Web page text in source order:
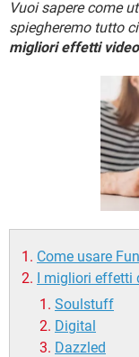
HARDWARE
INSTAGRAM
TIKTOK
Vuoi sapere come
spiegheremo tutto
migliori effetti video
Come usare
I migliori effetti
Soulstuff
Digital
Dazzled